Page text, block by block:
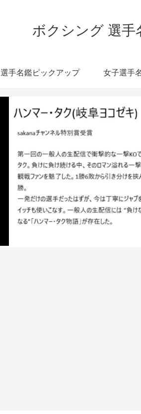
ボクシング 選
選手名鑑ピックアップ 女子選手